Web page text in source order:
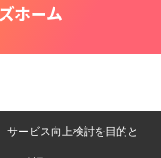
ホーム
サービス向上検討を目的と